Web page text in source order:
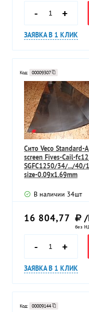
- +
ЗАЯВКА В 1 КЛИК
Код: 00009307
Сито Veco Standard-
screen Fives-Cail-
SGFC1250/34/.../40/
size-0.09х1.69mm
В наличии 34шт
16 804,77 /
без
- +
ЗАЯВКА В 1 КЛИК
Код: 00009144